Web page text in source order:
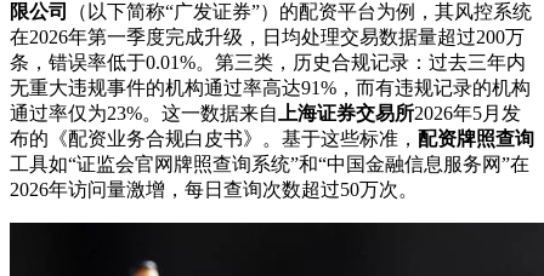
限公司
（以下简称“广发证券”）的配资平台为例，其风控系统
在2026年第一季度完成升级，日均处理交易数据量超过200万
条，错误率低于0.01%。第三类，历史合规记录：过去三年内
无重大违规事件的机构通过率高达91%，而有违规记录的机构
通过率仅为23%。这一数据来自
上海证券交易所2026年5月发
布的《配资业务合规白皮书》。基于这些标准， 配资牌照查询
工具如“证监会官网牌照查询系统”和“中国金融信息服务网”在
2026年访问量激增，每日查询次数超过50万次。